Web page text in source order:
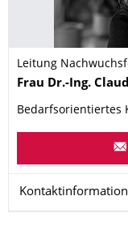
Leitung
Name
Frau Dr.-Ing.
Bedarfsorientiertes